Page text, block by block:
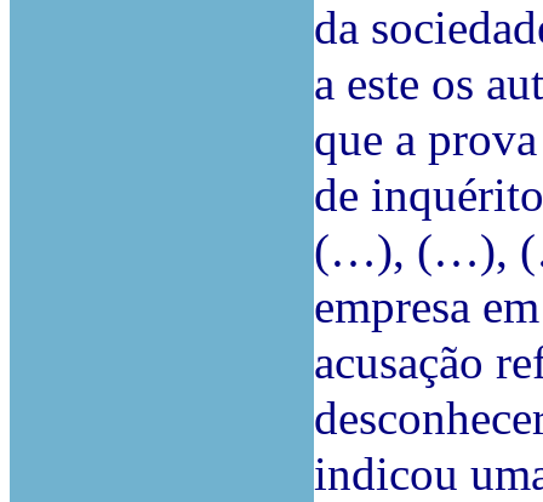
da
a este os
que a
de
(…), (…),
empresa
acusação
indicou